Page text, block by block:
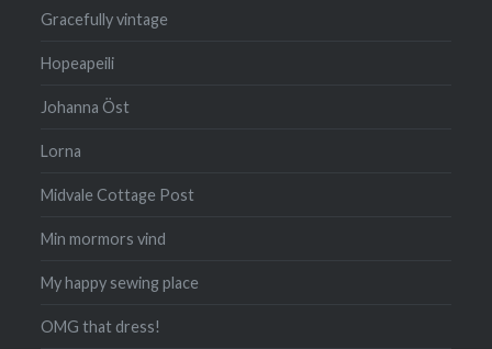
Gracefully vintage
Hopeapeili
Johanna Öst
Lorna
Midvale Cottage Post
Min mormors vind
My happy sewing place
OMG that dress!